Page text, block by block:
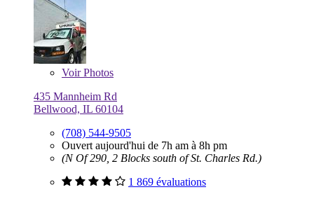
VoirPhotos
435 Mannheim Rd
Bellwood, IL 60104
(708) 544-9505
Ouvert aujourd'hui de 7h am à 8h pm
(N Of 290, 2 Blocks south of St. Charles Rd.)
1 869 évaluations